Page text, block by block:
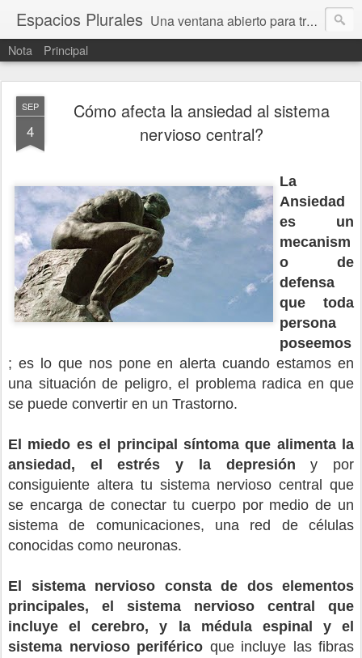
Espacios Plurales Una ventana abierto para tratar problemas que nos afectan a todxs. Temas sociales, educación, cultura, economía, política, derechos, calidad de vida. Estamos gobernados, pero queremos una calidad mayor en la política.
Nota Principal
SEP
4
Cómo afecta la ansiedad al sistema
nervioso central?
La
Ansiedad
es un
mecanism
o de
defensa
que toda
persona
poseemos
; es lo que nos pone en alerta cuando estamos en
una situación de peligro, el problema radica en que
se puede convertir en un Trastorno.
El miedo es el principal síntoma que alimenta la
ansiedad, el estrés y la depresión y por
consiguiente altera tu sistema nervioso central que
se encarga de conectar tu cuerpo por medio de un
sistema de comunicaciones, una red de células
conocidas como neuronas.
El sistema nervioso consta de dos elementos
principales, el sistema nervioso central que
incluye el cerebro, y la médula espinal y el
sistema nervioso periférico que incluye las fibras